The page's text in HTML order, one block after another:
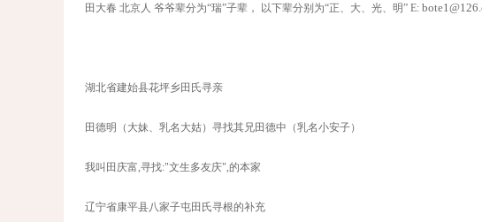
田大春 北京人 爷爷辈分为“瑞”子辈， 以下辈分别为“正、大、光、明” E:
湖北省建始县花坪乡田氏寻亲
田德明（大妹、乳名大姑）寻找其兄田德中（乳名小安子）
我叫田庆富,寻找:"文生多友庆",的本家
辽宁省康平县八家子屯田氏寻根的补充